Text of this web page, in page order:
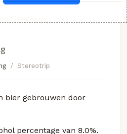
Stereotrip
bier gebrouwen door
percentage van 8.0%.